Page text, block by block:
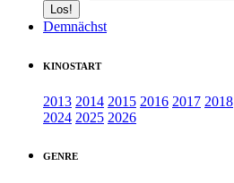
Demnächst
KINOSTART
2013 2014 2015 2016 2017 2018
2024 2025 2026
GENRE